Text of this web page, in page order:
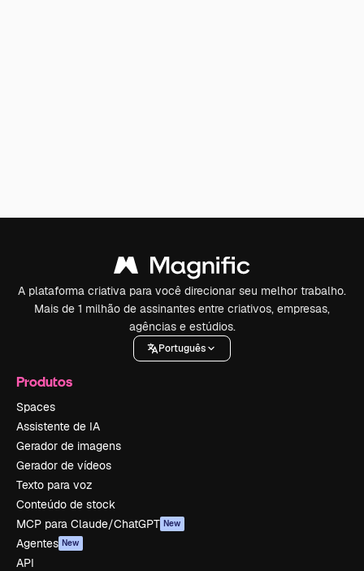
A plataforma criativa para você direcionar seu melhor trabalho.
Mais de 1 milhão de assinantes entre criativos, empresas,
agências e estúdios.
Português
Produtos
Spaces
Assistente de IA
Gerador de imagens
Gerador de vídeos
Texto para voz
Conteúdo de stock
MCP para Claude/ChatGPT New
Agentes New
API